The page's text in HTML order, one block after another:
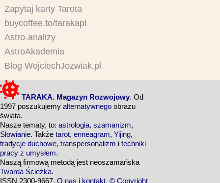
Zapytaj karty Tarota
buycoffee.to/tarakapl
Astro-analizy
AstroAkademia
Blog WojciechJozwiak.pl
TARAKA. Magazyn Rozwojowy. Od
1997 poszukujemy alternatywnego obrazu
świata.
Nasze tematy, to: astrologia, szamanizm,
Słowianie. Także tarot, enneagram, Yijing,
tradycje duchowe, transpersonalizm i techniki
pracy z umysłem.
Naszą firmową metodą jest neoszamańska
Twarda Ścieżka.
ISSN 2300-9667. O nas i kontakt. © Copyright